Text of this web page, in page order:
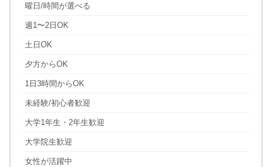
曜日/時間が選べる
週1〜2日OK
土日OK
夕方からOK
1日3時間からOK
未経験/初心者歓迎
大学1年生・2年生歓迎
大学院生歓迎
女性が活躍中